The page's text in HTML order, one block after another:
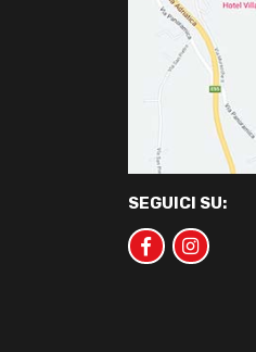
SEGUICI SU: